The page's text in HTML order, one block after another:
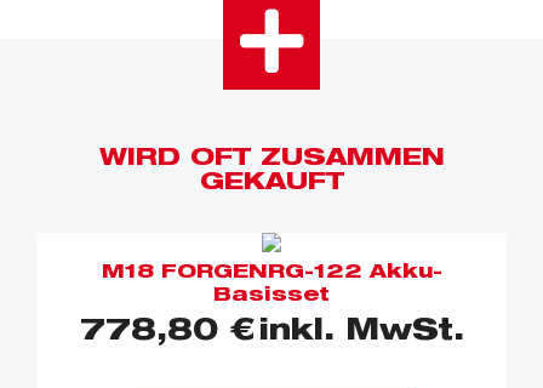
WIRD OFT ZUSAMMEN
GEKAUFT
M18 FORGENRG-122 Akku-
Basisset
778,80 € inkl. MwSt.